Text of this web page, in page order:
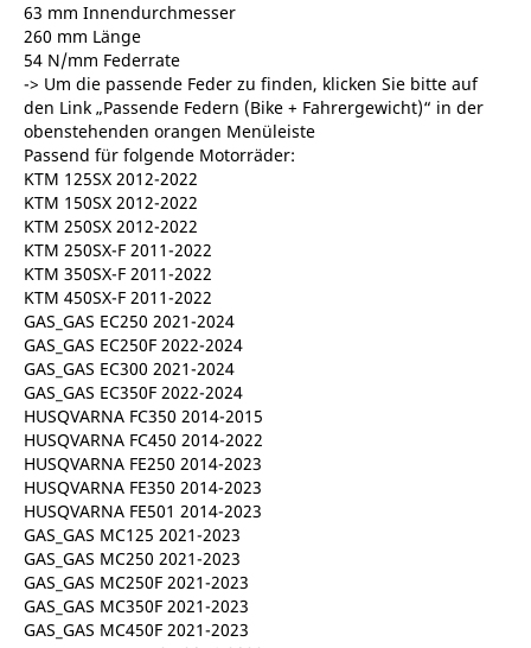
63 mm Innendurchmesser
260 mm Länge
54 N/mm Federrate
-> Um die passende Feder zu finden, klicken Sie bitte auf
den Link „Passende Federn (Bike + Fahrergewicht)“ in der
obenstehenden orangen Menüleiste
Passend für folgende Motorräder:
KTM 125SX 2012-2022
KTM 150SX 2012-2022
KTM 250SX 2012-2022
KTM 250SX-F 2011-2022
KTM 350SX-F 2011-2022
KTM 450SX-F 2011-2022
GAS_GAS EC250 2021-2024
GAS_GAS EC250F 2022-2024
GAS_GAS EC300 2021-2024
GAS_GAS EC350F 2022-2024
HUSQVARNA FC350 2014-2015
HUSQVARNA FC450 2014-2022
HUSQVARNA FE250 2014-2023
HUSQVARNA FE350 2014-2023
HUSQVARNA FE501 2014-2023
GAS_GAS MC125 2021-2023
GAS_GAS MC250 2021-2023
GAS_GAS MC250F 2021-2023
GAS_GAS MC350F 2021-2023
GAS_GAS MC450F 2021-2023